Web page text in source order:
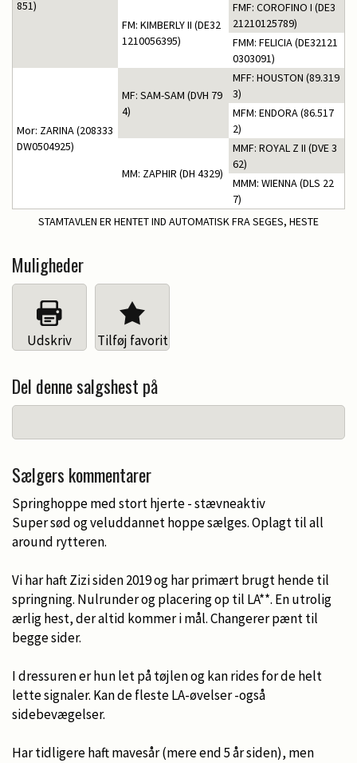
851)
FM: KIMBERLY II (DE32
1210056395)
FMF: COROFINO I (DE3
21210125789)
FMM: FELICIA (DE32121
0303091)
Mor: ZARINA (208333
DW0504925)
MF: SAM-SAM (DVH 79
4)
MFF: HOUSTON (89.319
3)
MFM: ENDORA (86.517
2)
MM: ZAPHIR (DH 4329)
MMF: ROYAL Z II (DVE 3
62)
MMM: WIENNA (DLS 22
7)
STAMTAVLEN ER HENTET IND AUTOMATISK FRA SEGES, HESTE
Muligheder
Udskriv Tilføj favorit
Del denne salgshest på
Sælgers kommentarer
Springhoppe med stort hjerte - stævneaktiv
Super sød og veluddannet hoppe sælges. Oplagt til all
around rytteren.
Vi har haft Zizi siden 2019 og har primært brugt hende til
springning. Nulrunder og placering op til LA**. En utrolig
ærlig hest, der altid kommer i mål. Changerer pænt til
begge sider.
I dressuren er hun let på tøjlen og kan rides for de helt
lette signaler. Kan de fleste LA-øvelser -også
sidebevægelser.
Har tidligere haft mavesår (mere end 5 år siden), men